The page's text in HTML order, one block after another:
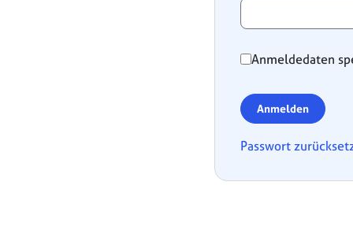
Anmeldedaten
Anmelden
Passwort